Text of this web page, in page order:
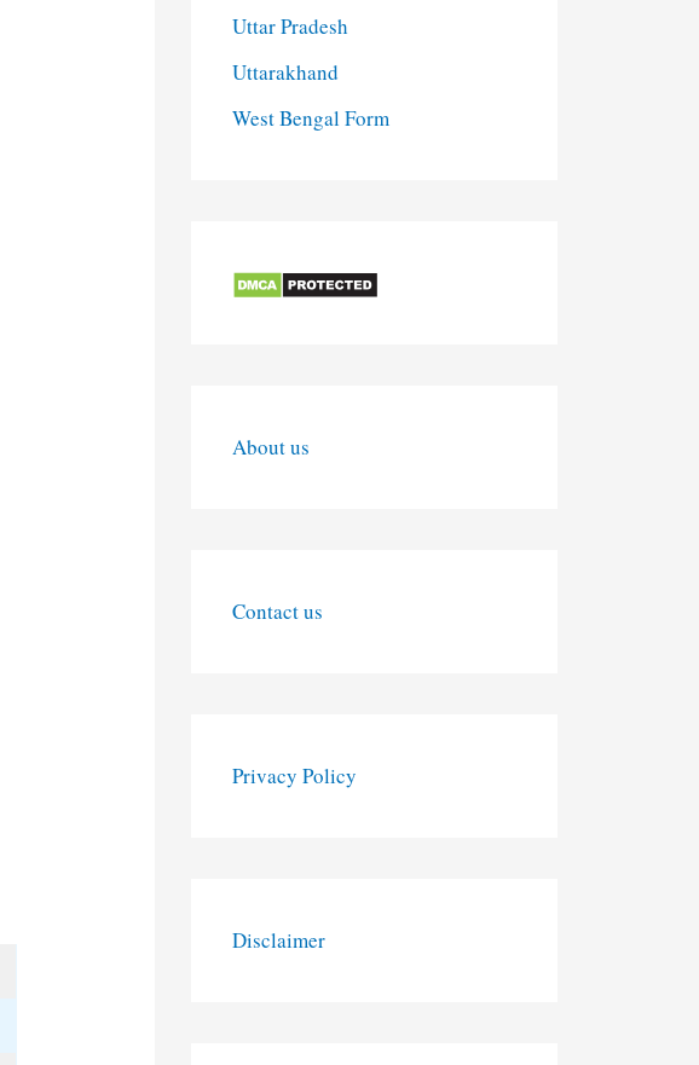
Uttar Pradesh
Uttarakhand
West Bengal Form
About us
Contact us
Privacy Policy
Disclaimer